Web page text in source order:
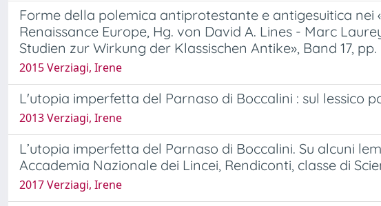
Forme della polemica antiprotestante e antigesuitica nei
Renaissance Europe, Hg. von David A. Lines - Marc
Studien zur Wirkung der Klassischen Antike», Band 17, pp.
2015 Verziagi, Irene
L'utopia imperfetta del Parnaso di Boccalini : sul lessico
2013 Verziagi, Irene
L’utopia imperfetta del Parnaso di Boccalini. Su alcuni
Accademia Nazionale dei Lincei, Rendiconti, classe di
2017 Verziagi, Irene